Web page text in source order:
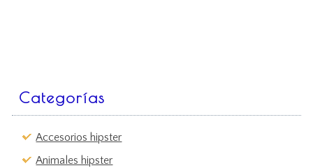
Categorías
Accesorios hipster
Animales hipster